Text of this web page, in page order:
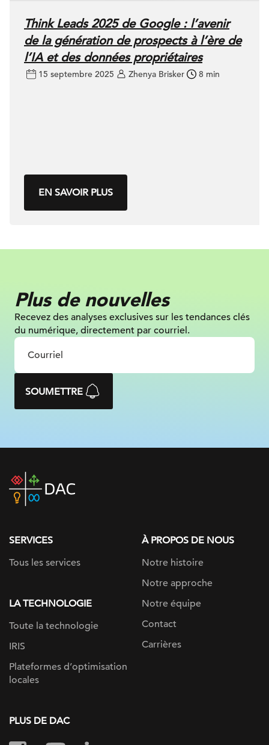
Think Leads 2025 de Google : l’avenir
de la génération de prospects à l’ère de
l’IA et des données propriétaires
15 septembre 2025 Zhenya Brisker 8 min
EN SAVOIR PLUS
Plus de nouvelles
Recevez des analyses exclusives sur les tendances clés
du numérique, directement par courriel.
SOUMETTRE
DAC
home
SERVICES
Tous les services
LA TECHNOLOGIE
Toute la technologie
IRIS
Plateformes d’optimisation
locales
À PROPOS DE NOUS
Notre histoire
Notre approche
Notre équipe
Contact
Carrières
PLUS DE DAC